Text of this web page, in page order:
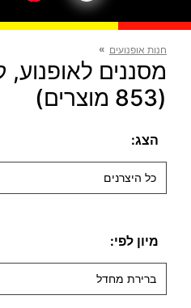
חנות אופנועים »
מסננים לאופנוע,
(853 מוצרים)
הצג:
כל היצרנים
מיון לפי:
ברירת מחדל